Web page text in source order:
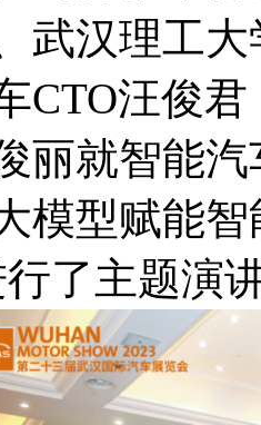
武汉理工
CTO汪俊
丽就智能
模型赋能
了主题演